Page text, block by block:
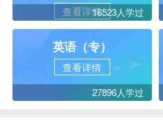
查看详情16523人学过
英语（专）
查看详情
27896人学过